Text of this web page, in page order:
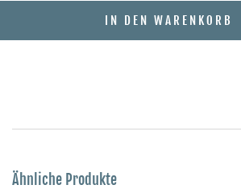
IN DEN WARENKORB
Ähnliche Produkte